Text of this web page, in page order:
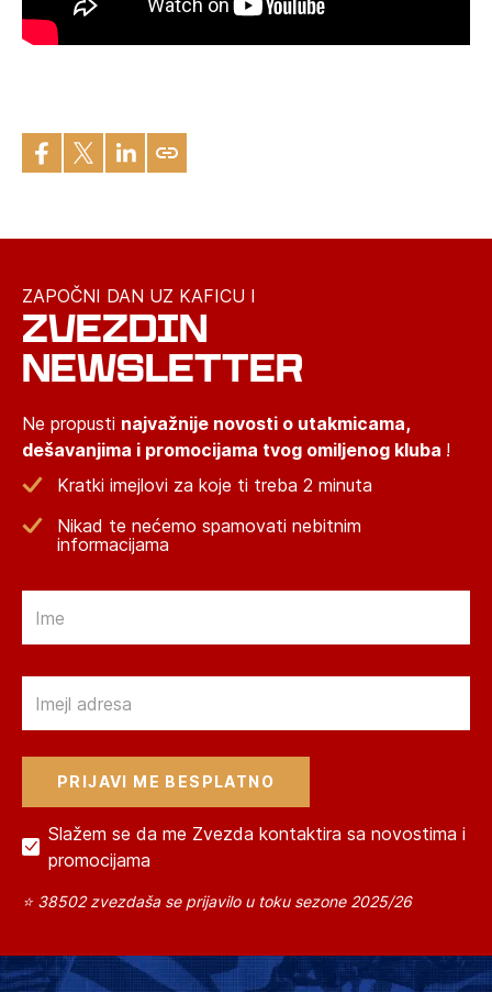
ZAPOČNI DAN UZ KAFICU I
ZVEZDIN
NEWSLETTER
Ne propusti najvažnije novosti o utakmicama,
dešavanjima i promocijama tvog omiljenog kluba !
Kratki imejlovi za koje ti treba 2 minuta
Nikad te nećemo spamovati nebitnim
informacijama
Slažem se da me Zvezda kontaktira sa novostima i
promocijama
⭐ 38502 zvezdaša se prijavilo u toku sezone 2025/26